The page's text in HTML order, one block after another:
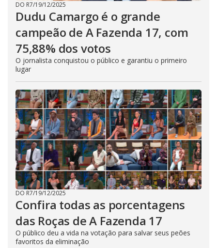
DO R7/19/12/2025
Dudu Camargo é o grande
campeão de A Fazenda 17, com
75,88% dos votos
O jornalista conquistou o público e garantiu o primeiro
lugar
DO R7/19/12/2025
Confira todas as porcentagens
das Roças de A Fazenda 17
O público deu a vida na votação para salvar seus peões
favoritos da eliminação